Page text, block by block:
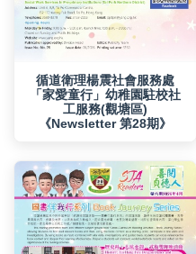
《Newsletter 第28期》